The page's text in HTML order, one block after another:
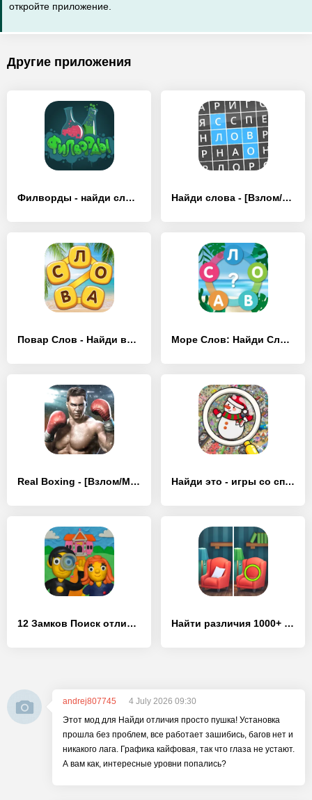
откройте приложение.
Другие приложения
Филворды - найди слова из букв - [Взлом/МОД Много денег] Найди слова - [Взлом/МОД Бесконечные деньги]
Повар Слов - Найди все слова - [Взлом/МОД Меню] Море Слов: Найди Слова - [Взлом/МОД Unlocked]
Real Boxing - [Взлом/МОД Unlocked] Найди это - игры со спрятанным - [Взлом/МОД Unlocked]
12 Замков Поиск отличий - [Взлом/МОД Бесконечные деньги] Найти различия 1000+ уровнях - [Взлом/МОД Много денег]
andrej807745
4 July 2026 09:30
Этот мод для Найди отличия просто пушка! Установка
прошла без проблем, все работает зашибись, багов нет и
никакого лага. Графика кайфовая, так что глаза не устают.
А вам как, интересные уровни попались?